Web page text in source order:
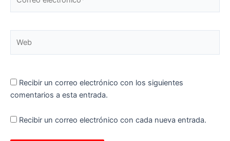
electrónico*
Recibir un correo electrónico con los siguientes
comentarios a esta entrada.
Recibir un correo electrónico con cada nueva entrada.